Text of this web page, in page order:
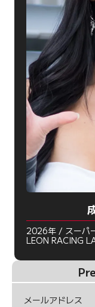
2026年 / スーパ
LEON RACING
メールアドレス